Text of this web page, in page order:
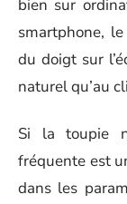
bien sur
smartphone,
du doigt sur
naturel qu’au
Si la toupie
fréquente est
dans les